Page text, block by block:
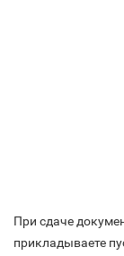
При сдаче
прикладываете